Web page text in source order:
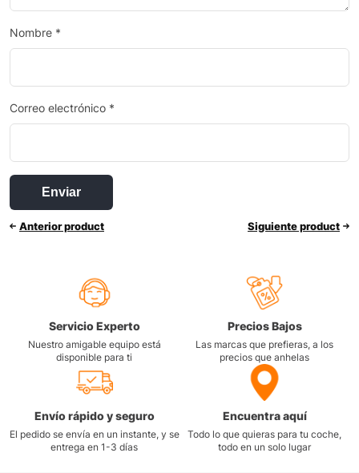
Nombre *
Correo electrónico *
Anterior product Siguiente product
Servicio Experto
Nuestro amigable equipo está
disponible para ti
Precios Bajos
Las marcas que prefieras, a los
precios que anhelas
Envío rápido y seguro
El pedido se envía en un instante, y se
entrega en 1-3 días
Encuentra aquí
Todo lo que quieras para tu coche,
todo en un solo lugar